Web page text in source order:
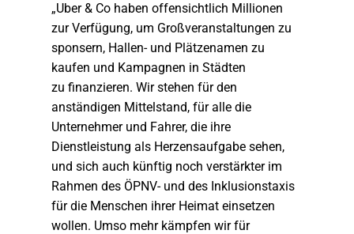
„Uber & Co haben offensichtlich Millionen
zur Verfügung, um Großveranstaltungen zu
sponsern, Hallen- und Plätzenamen zu
kaufen und Kampagnen in Städten
zu finanzieren. Wir stehen für den
anständigen Mittelstand, für alle die
Unternehmer und Fahrer, die ihre
Dienstleistung als Herzensaufgabe sehen,
und sich auch künftig noch verstärkter im
Rahmen des ÖPNV- und des Inklusionstaxis
für die Menschen ihrer Heimat einsetzen
wollen. Umso mehr kämpfen wir für